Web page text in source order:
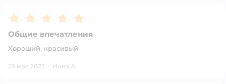
Рейтинг:5
Общие впечатления
Хороший, красивый
23 мая 2023 · Инна А.